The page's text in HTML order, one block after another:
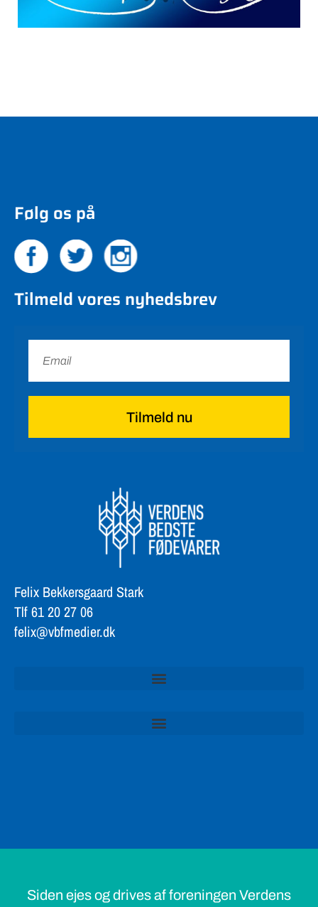
Følg os på
Tilmeld vores nyhedsbrev
Tilmeld nu
Felix Bekkersgaard Stark
Tlf 61 20 27 06
felix@vbfmedier.dk
Siden ejes og drives af foreningen Verdens